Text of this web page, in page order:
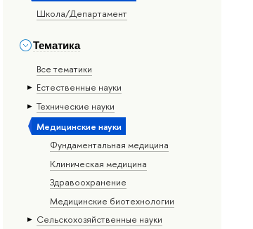
Школа/Департамент
Тематика
Все тематики
Естественные науки
Тех­ничес­кие науки
Медицинские науки
Фундаментальная медицина
Клиническая медицина
Здравоохранение
Медицинские биотехнологии
Сельскохозяйственные науки